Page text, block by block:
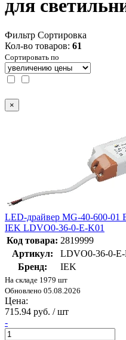
для
Фильтр Сортировка
Кол-во товаров: 61
Сортировать по
×
LED-драйвер MG-40-600-01
IEK LDVO0-36-0-E-K01
Код товара: 2819999
Артикул:
LDVO0-36-0-E-
Бренд:
IEK
На складе 1979 шт
Обновлено 05.08.2026
Цена:
715.94 руб. / шт
-